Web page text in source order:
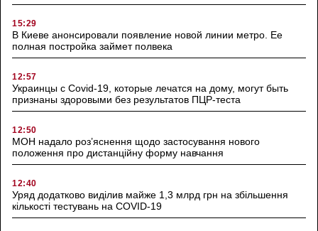
15:29
В Киеве анонсировали появление новой линии метро. Ее
полная постройка займет полвека
12:57
Украинцы с Covid-19, которые лечатся на дому, могут быть
признаны здоровыми без результатов ПЦР-теста
12:50
МОН надало роз’яснення щодо застосування нового
положення про дистанційну форму навчання
12:40
Уряд додатково виділив майже 1,3 млрд грн на збільшення
кількості тестувань на COVID-19